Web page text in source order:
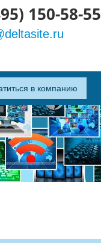
150-58-55
в компанию